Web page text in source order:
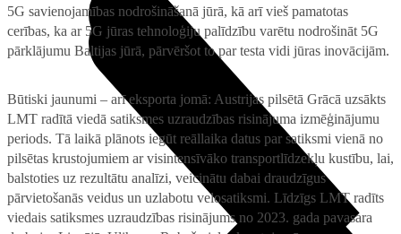
5G savienojamības nodrošināšanā jūrā, kā arī vieš pamatotas
cerības, ka ar 5G jūras tehnoloģiju palīdzību varētu nodrošināt 5G
pārklājumu Baltijas jūrā, pārvēršot to par testa vidi jūras inovācijām.
Būtiski jaunumi – arī eksporta jomā: Austrijas pilsētā Grācā uzsākts
LMT radītā viedā satiksmes uzraudzības risinājuma izmēģinājumu
periods. Tā laikā plānots iegūt reāllaika datus par satiksmi vienā no
pilsētas krustojumiem ar visintensīvāko transportlīdzekļu kustību, lai,
balstoties uz rezultātu analīzi, veicinātu dabai draudzīgus
pārvietošanās veidus un uzlabotu velosatiksmi. Līdzīgs LMT radīts
viedais satiksmes uzraudzības risinājums no 2023. gada pavasara